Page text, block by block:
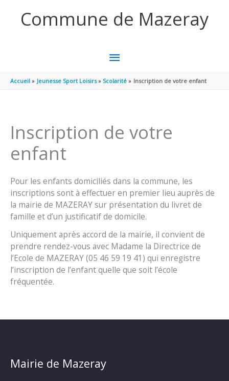
Commune de Mazeray
MENU
PRINCIPAL
Accueil Jeunesse Sport Loisirs Scolarité Inscription de votre enfant
Inscription de votre
enfant
Pour les enfants domiciliés dans la commune, les
inscriptions sont à effectuer en premier lieu auprès de
la mairie de MAZERAY sur présentation du livret de
famille et d’un justificatif de domicile.
Uniquement après accord de la mairie, il convient de
prendre rendez-vous avec Madame la Directrice de
l’Ecole de MAZERAY (05 46 59 19 41) qui enregistre
l’inscription de l’enfant quelle que soit l’école
fréquentée.
Mairie de Mazeray